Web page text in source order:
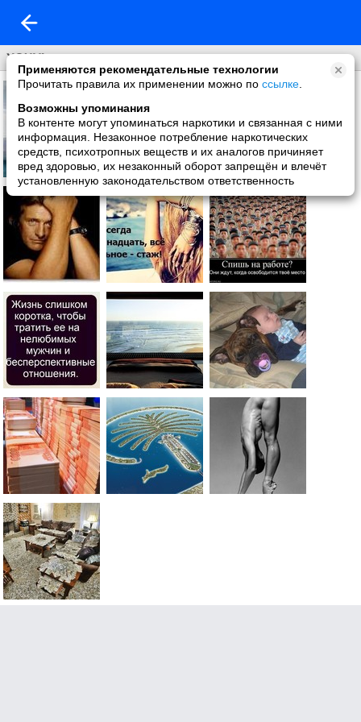
Применяются рекомендательные технологии
Прочитать правила их применении можно по ссылке
Возможны упоминания
В контенте могут упоминаться наркотики и связанная с ними
информация. Незаконное потребление наркотических
средств, психотропных веществ и их аналогов причиняет
вред здоровью, их незаконный оборот запрещён и влечёт
установленную законодательством ответственность
ХОЧУ!